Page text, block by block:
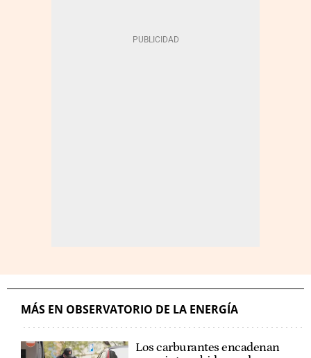
MÁS EN OBSERVATORIO DE LA ENERGÍA
Los carburantes encadenan